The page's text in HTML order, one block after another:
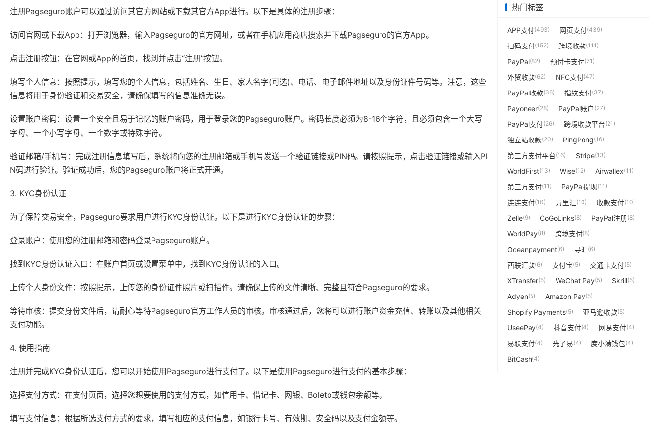
注册Pagseguro账户可以通过访问其官方网站或下载其官方App进行。以下是具体的注册步骤：
访问官网或下载App：打开浏览器，输入Pagseguro的官方网址，或者在手机应用商店搜索并下载Pagseguro的官方App。
点击注册按钮：在官网或App的首页，找到并点击“注册”按钮。
填写个人信息：按照提示，填写您的个人信息，包括姓名、生日、家人名字(可选)、电话、电子邮件地址以及身份证件号码等。注意，这些
信息将用于身份验证和交易安全，请确保填写的信息准确无误。
设置账户密码：设置一个安全且易于记忆的账户密码，用于登录您的Pagseguro账户。密码长度必须为8-16个字符，且必须包含一个大写
字母、一个小写字母、一个数字或特殊字符。
验证邮箱/手机号：完成注册信息填写后，系统将向您的注册邮箱或手机号发送一个验证链接或PIN码。请按照提示，点击验证链接或输入PI
N码进行验证。验证成功后，您的Pagseguro账户将正式开通。
3. KYC身份认证
为了保障交易安全，Pagseguro要求用户进行KYC身份认证。以下是进行KYC身份认证的步骤：
登录账户：使用您的注册邮箱和密码登录Pagseguro账户。
找到KYC身份认证入口：在账户首页或设置菜单中，找到KYC身份认证的入口。
上传个人身份文件：按照提示，上传您的身份证件照片或扫描件。请确保上传的文件清晰、完整且符合Pagseguro的要求。
等待审核：提交身份文件后，请耐心等待Pagseguro官方工作人员的审核。审核通过后，您将可以进行账户资金充值、转账以及其他相关
支付功能。
4. 使用指南
注册并完成KYC身份认证后，您可以开始使用Pagseguro进行支付了。以下是使用Pagseguro进行支付的基本步骤：
选择支付方式：在支付页面，选择您想要使用的支付方式，如信用卡、借记卡、网银、Boleto或钱包余额等。
填写支付信息：根据所选支付方式的要求，填写相应的支付信息，如银行卡号、有效期、安全码以及支付金额等。
热门标签
APP支付(493) 网页支付(439)
扫码支付(152) 跨境收款(111)
PayPal(82) 预付卡支付(71)
外贸收款(62) NFC支付(47)
PayPal收款(38) 指纹支付(37)
Payoneer(28) PayPal账户 (27)
PayPal支付(26) 跨境收款平台(21)
独立站收款(20) PingPong(16)
第三方支付平台(16) Stripe(13)
WorldFirst(13) Wise(12) Airwallex(11)
第三方支付(11) PayPal提现(11)
连连支付(10) 万里汇(10) 收款支付(10)
Zelle(9) CoGoLinks(8) PayPal注册(8)
WorldPay(8) 跨境支付(8)
Oceanpayment(6) 寻汇(6)
西联汇款(6) 支付宝(5) 交通卡支付(5)
XTransfer(5) WeChat Pay(5) Skrill(5)
Adyen(5) Amazon Pay(5)
Shopify Payments(5) 亚马逊收款(5)
UseePay(4) 抖音支付(4) 网易支付(4)
易联支付(4) 光子易(4) 度小满钱包(4)
BitCash(4)